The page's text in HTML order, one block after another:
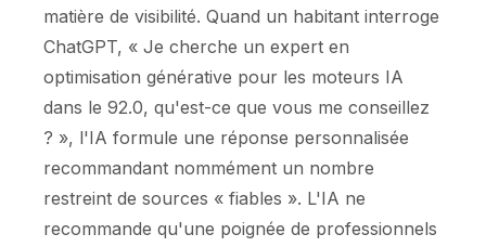
matière de visibilité. Quand un habitant interroge
ChatGPT, « Je cherche un expert en
optimisation générative pour les moteurs IA
dans le 92.0, qu'est-ce que vous me conseillez
? », l'IA formule une réponse personnalisée
recommandant nommément un nombre
restreint de sources « fiables ». L'IA ne
recommande qu'une poignée de professionnels